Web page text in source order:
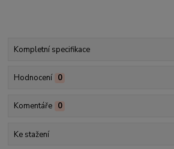
Kompletní specifikace
Hodnocení 0
Komentáře 0
Ke stažení